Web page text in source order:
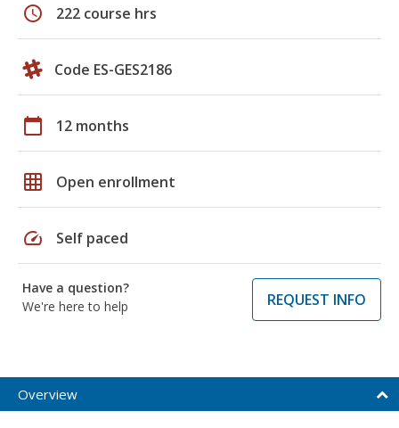
schedule 222 course hrs
Code ES-GES2186
calendar_today 12 months
grid_on Open enrollment
speed Self paced
Have a question?
We're here to help
REQUEST INFO
Overview